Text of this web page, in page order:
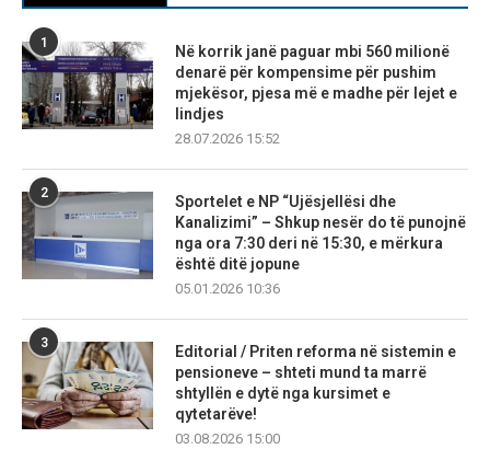
1
Në korrik janë paguar mbi 560 milionë
denarë për kompensime për pushim
mjekësor, pjesa më e madhe për lejet e
lindjes
28.07.2026 15:52
2
Sportelet e NP “Ujësjellësi dhe
Kanalizimi” – Shkup nesër do të punojnë
nga ora 7:30 deri në 15:30, e mërkura
është ditë jopune
05.01.2026 10:36
3
Editorial / Priten reforma në sistemin e
pensioneve – shteti mund ta marrë
shtyllën e dytë nga kursimet e
qytetarëve!
03.08.2026 15:00